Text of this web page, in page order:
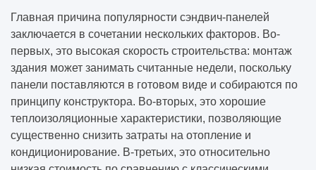
Главная причина популярности сэндвич-панелей
заключается в сочетании нескольких факторов. Во-
первых, это высокая скорость строительства: монтаж
здания может занимать считанные недели, поскольку
панели поставляются в готовом виде и собираются по
принципу конструктора. Во-вторых, это хорошие
теплоизоляционные характеристики, позволяющие
существенно снизить затраты на отопление и
кондиционирование. В-третьих, это относительно